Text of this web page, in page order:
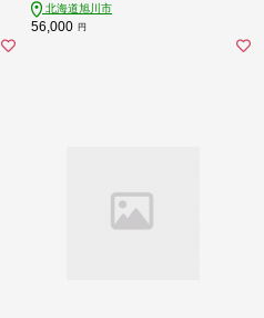
北海道旭川市
56,000 円